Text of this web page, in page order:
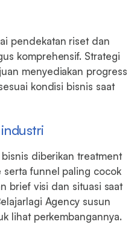
pendekatan riset dan
komprehensif. Strategi
menyediakan progress
kondisi bisnis saat
diberikan treatment
funnel paling cocok
brief visi dan situasi saat
Agency susun
lihat perkembangannya.